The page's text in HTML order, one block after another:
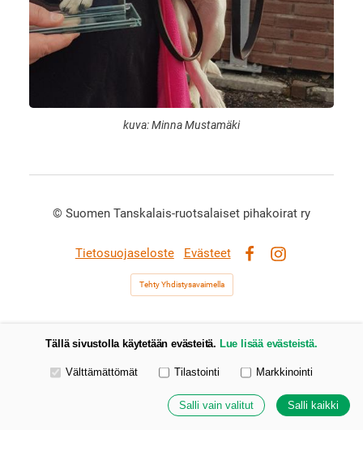
kuva: Minna Mustamäki
© Suomen Tanskalais-ruotsalaiset pihakoirat ry
Tietosuojaseloste
Evästeet
Tehty Yhdistysavaimella
Tällä sivustolla käytetään evästeitä. Lue lisää evästeistä.
Valitse käytettävät evästeet
Välttämättömät Tilastointi Markkinointi
Salli vain valitut Salli kaikki